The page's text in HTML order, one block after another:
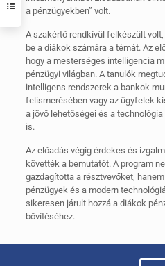
a pénzügyekben” volt.
A szakértő rendkívül felkészült
be a diákok számára a témát. Az
hogy a mesterséges intelligencia
pénzügyi világban. A tanulók
intelligens rendszerek a bankok
felismerésében vagy az ügyfelek
a jövő lehetőségei és a
is.
Az előadás végig érdekes és
követték a bemutatót. A program
gazdagította a résztvevőket,
pénzügyek és a modern
sikeresen járult hozzá a diákok
bővítéséhez.